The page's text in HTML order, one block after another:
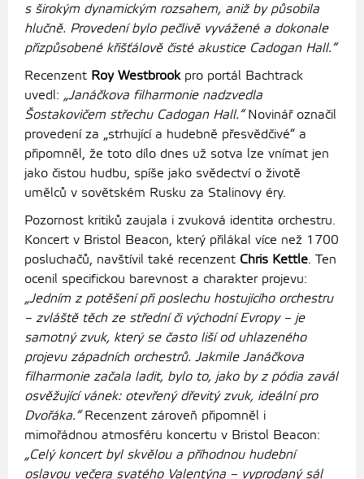
s širokým dynamickým rozsahem, aniž by působila
hlučně. Provedení bylo pečlivě vyvážené a dokonale
přizpůsobené křišťálově čisté akustice Cadogan Hall.“
Recenzent Roy Westbrook pro portál Bachtrack
uvedl: „Janáčkova filharmonie nadzvedla
Šostakovičem střechu Cadogan Hall.“Novinář označil
provedení za „strhující a hudebně přesvědčivé“ a
připomněl, že toto dílo dnes už sotva lze vnímat jen
jako čistou hudbu, spíše jako svědectví o životě
umělců v sovětském Rusku za Stalinovy éry.
Pozornost kritiků zaujala i zvuková identita orchestru.
Koncert v Bristol Beacon, který přilákal více než 1700
posluchačů, navštívil také recenzent Chris Kettle. Ten
ocenil specifickou barevnost a charakter projevu:
„Jedním z potěšení při poslechu hostujícího orchestru
– zvláště těch ze střední či východní Evropy – je
samotný zvuk, který se často liší od uhlazeného
projevu západních orchestrů. Jakmile Janáčkova
filharmonie začala ladit, bylo to, jako by z pódia zavál
osvěžující vánek: otevřený dřevitý zvuk, ideální pro
Dvořáka.“Recenzent zároveň připomněl i
mimořádnou atmosféru koncertu v Bristol Beacon:
„Celý koncert byl skvělou a příhodnou hudební
oslavou večera svatého Valentýna – vyprodaný sál